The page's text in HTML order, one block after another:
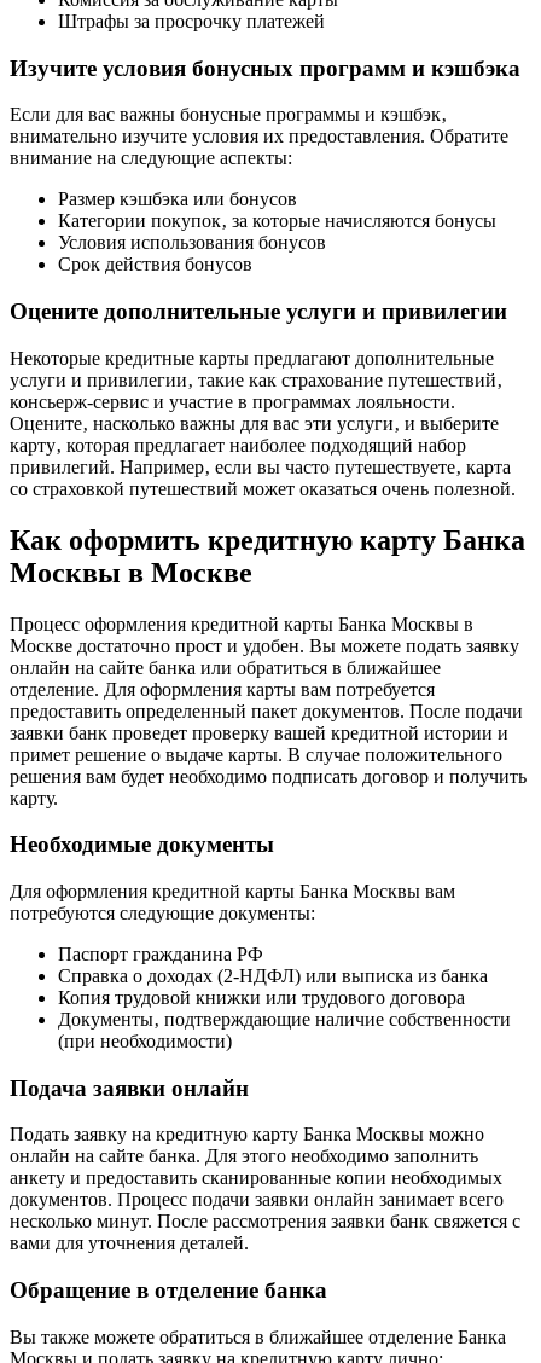
Штрафы за просрочку платежей
Изучите условия бонусных программ и кэшбэка
Если для вас важны бонусные программы и кэшбэк‚
внимательно изучите условия их предоставления. Обратите
внимание на следующие аспекты:
Размер кэшбэка или бонусов
Категории покупок‚ за которые начисляются бонусы
Условия использования бонусов
Срок действия бонусов
Оцените дополнительные услуги и привилегии
Некоторые кредитные карты предлагают дополнительные
услуги и привилегии‚ такие как страхование путешествий‚
консьерж-сервис и участие в программах лояльности.
Оцените‚ насколько важны для вас эти услуги‚ и выберите
карту‚ которая предлагает наиболее подходящий набор
привилегий. Например‚ если вы часто путешествуете‚ карта
со страховкой путешествий может оказаться очень полезной.
Как оформить кредитную карту Банка
Москвы в Москве
Процесс оформления кредитной карты Банка Москвы в
Москве достаточно прост и удобен. Вы можете подать заявку
онлайн на сайте банка или обратиться в ближайшее
отделение. Для оформления карты вам потребуется
предоставить определенный пакет документов. После подачи
заявки банк проведет проверку вашей кредитной истории и
примет решение о выдаче карты. В случае положительного
решения вам будет необходимо подписать договор и получить
карту.
Необходимые документы
Для оформления кредитной карты Банка Москвы вам
потребуются следующие документы:
Паспорт гражданина РФ
Справка о доходах (2-НДФЛ) или выписка из банка
Копия трудовой книжки или трудового договора
Документы‚ подтверждающие наличие собственности
(при необходимости)
Подача заявки онлайн
Подать заявку на кредитную карту Банка Москвы можно
онлайн на сайте банка. Для этого необходимо заполнить
анкету и предоставить сканированные копии необходимых
документов. Процесс подачи заявки онлайн занимает всего
несколько минут. После рассмотрения заявки банк свяжется с
вами для уточнения деталей.
Обращение в отделение банка
Вы также можете обратиться в ближайшее отделение Банка
Москвы и подать заявку на кредитную карту лично;